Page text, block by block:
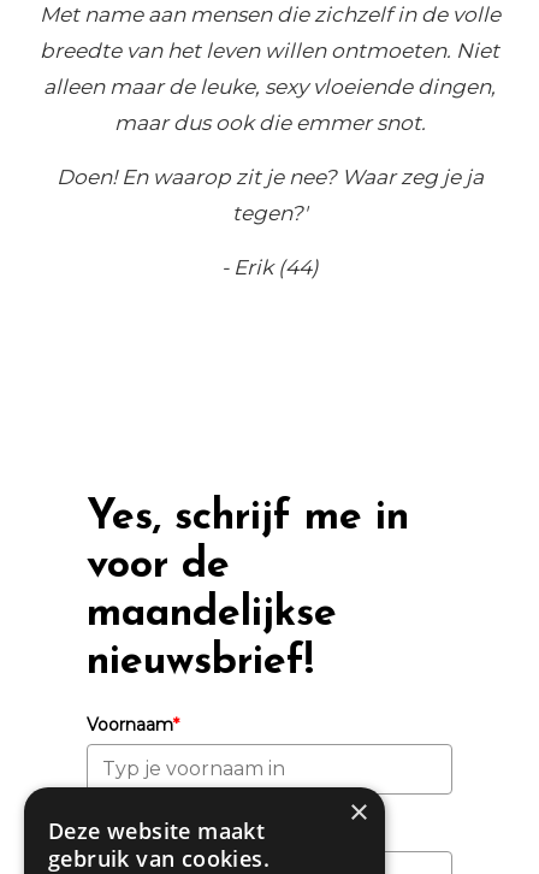
Met name aan mensen die zichzelf in de volle
breedte van het leven willen ontmoeten. Niet
alleen maar de leuke, sexy vloeiende dingen,
maar dus ook die emmer snot.
Doen! En waarop zit je nee? Waar zeg je ja
tegen?'
- Erik (44)
Yes, schrijf me in
voor de
maandelijkse
nieuwsbrief!
Voornaam*
Achternaam
×
Deze website maakt
gebruik van cookies.